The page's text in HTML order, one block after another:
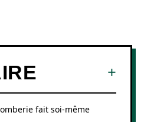
fait soi-même